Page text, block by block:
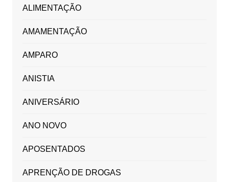
ALIMENTAÇÃO
AMAMENTAÇÃO
AMPARO
ANISTIA
ANIVERSÁRIO
ANO NOVO
APOSENTADOS
APRENÇÃO DE DROGAS